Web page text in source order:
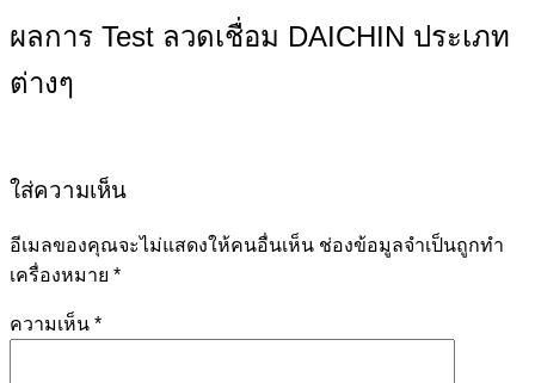
ผลการ Test ลวดเชื่อม DAICHIN ประเภท
ต่างๆ
ใส่ความเห็น
อีเมลของคุณจะไม่แสดงให้คนอื่นเห็น ช่องข้อมูลจำเป็นถูกทำ
เครื่องหมาย *
ความเห็น *